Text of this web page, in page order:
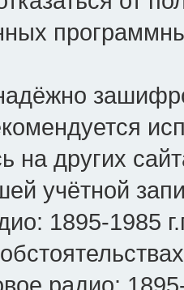
на других
учётной
1895-1985